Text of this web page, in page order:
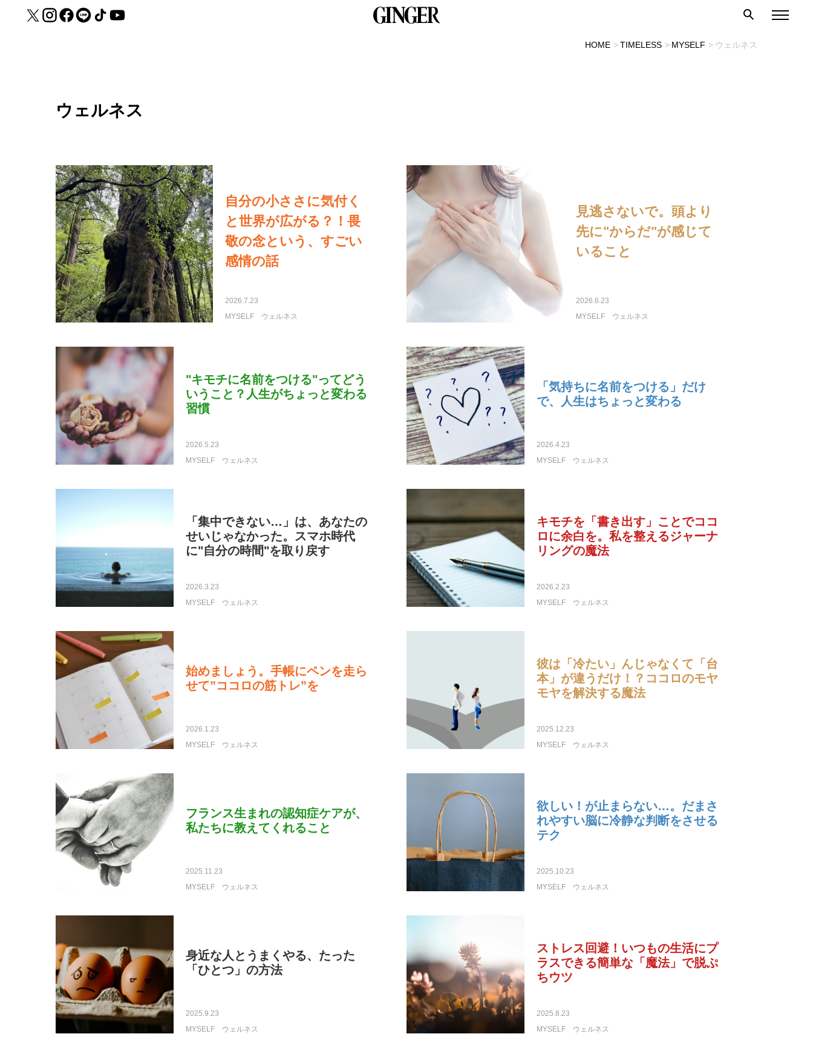
HOME TIMELESS MYSELF ウェルネス
ウェルネス
自分の小ささに気付く
と世界が広がる？！畏
敬の念という、すごい
感情の話
2026.7.23
MYSELF
ウェルネス
見逃さないで。頭より
先に"からだ"が感じて
いること
2026.6.23
MYSELF
ウェルネス
"キモチに名前をつける"ってどう
いうこと？人生がちょっと変わる
習慣
2026.5.23
MYSELF
ウェルネス
「気持ちに名前をつける」だけ
で、人生はちょっと変わる
2026.4.23
MYSELF
ウェルネス
「集中できない…」は、あなたの
せいじゃなかった。スマホ時代
に"自分の時間"を取り戻す
2026.3.23
MYSELF
ウェルネス
キモチを「書き出す」ことでココ
ロに余白を。私を整えるジャーナ
リングの魔法
2026.2.23
MYSELF
ウェルネス
始めましょう。手帳にペンを走ら
せて”ココロの筋トレ”を
2026.1.23
MYSELF
ウェルネス
彼は「冷たい」んじゃなくて「台
本」が違うだけ！？ココロのモヤ
モヤを解決する魔法
2025.12.23
MYSELF
ウェルネス
フランス生まれの認知症ケアが、
私たちに教えてくれること
2025.11.23
MYSELF
ウェルネス
欲しい！が止まらない…。だまさ
れやすい脳に冷静な判断をさせる
テク
2025.10.23
MYSELF
ウェルネス
身近な人とうまくやる、たった
「ひとつ」の方法
2025.9.23
MYSELF
ウェルネス
ストレス回避！いつもの生活にプ
ラスできる簡単な「魔法」で脱ぷ
ちウツ
2025.8.23
MYSELF
ウェルネス